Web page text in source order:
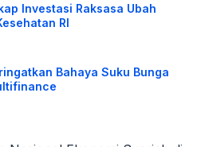
Investasi Raksasa Ubah
RI
Bahaya Suku Bunga